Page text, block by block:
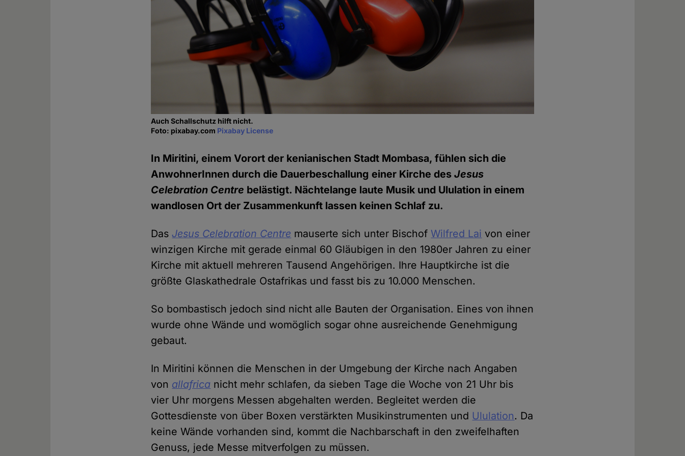
Auch Schallschutz hilft nicht.
Foto: pixabay.com Pixabay License
In Miritini, einem Vorort der kenianischen Stadt Mombasa, fühlen sich die
AnwohnerInnen durch die Dauerbeschallung einer Kirche desJesus
Celebration Centre belästigt. Nächtelange laute Musik und Ululation in einem
wandlosen Ort der Zusammenkunft lassen keinen Schlaf zu.
DasJesus Celebration Centre mauserte sich unter Bischof Wilfred Lai von einer
winzigen Kirche mit gerade einmal 60 Gläubigen in den 1980er Jahren zu einer
Kirche mit aktuell mehreren Tausend Angehörigen. Ihre Hauptkirche ist die
größte Glaskathedrale Ostafrikas und fasst bis zu 10.000 Menschen.
So bombastisch jedoch sind nicht alle Bauten der Organisation. Eines von ihnen
wurde ohne Wände und womöglich sogar ohne ausreichende Genehmigung
gebaut.
In Miritini können die Menschen in der Umgebung der Kirche nach Angaben
von allafrica nicht mehr schlafen, da sieben Tage die Woche von 21 Uhr bis
vier Uhr morgens Messen abgehalten werden. Begleitet werden die
Gottesdienste von über Boxen verstärkten Musikinstrumenten und Ululation. Da
keine Wände vorhanden sind, kommt die Nachbarschaft in den zweifelhaften
Genuss, jede Messe mitverfolgen zu müssen.